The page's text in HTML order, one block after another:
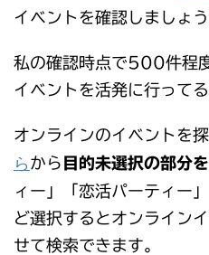
イベントを確認しましょう
私の確認時点で500件程
イベントを活発に行ってる
オンラインのイベントを
ら から 目的未選択の部分
ィー」「恋活パーティー
ど選択するとオンライン
せて検索できます。